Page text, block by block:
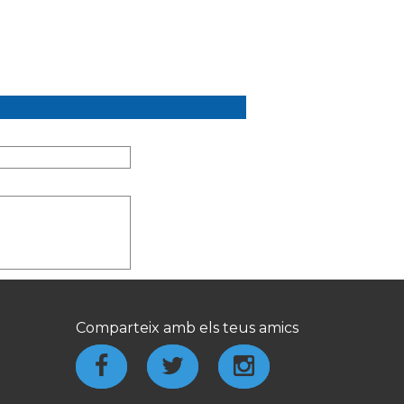
Comparteix amb els teus amics